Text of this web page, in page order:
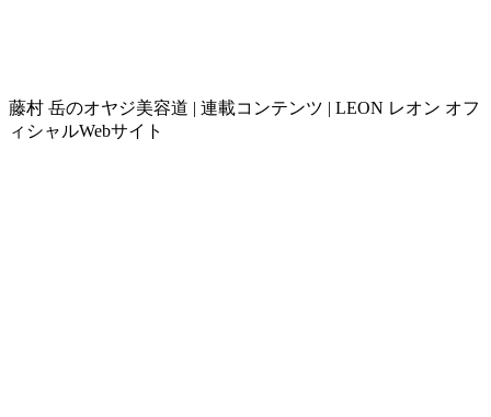
藤村 岳のオヤジ美容道 | 連載コンテンツ | LEON レオン オフ
ィシャルWebサイト